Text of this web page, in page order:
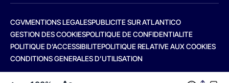
CGVMENTIONS LEGALESPUBLICITE SUR ATLANTICO
GESTION DES COOKIESPOLITIQUE DE CONFIDENTIALITE
POLITIQUE D’ACCESSIBILITEPOLITIQUE RELATIVE AUX COOKIES
CONDITIONS GENERALES D’UTILISATION